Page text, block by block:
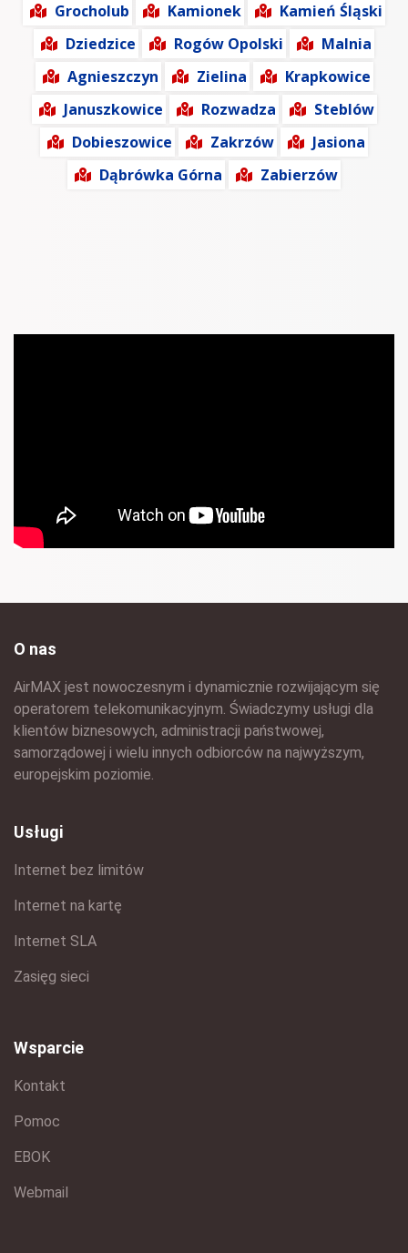
Grocholub
Kamionek
Kamień Śląski
Dziedzice
Rogów Opolski
Malnia
Agnieszczyn
Zielina
Krapkowice
Januszkowice
Rozwadza
Steblów
Dobieszowice
Zakrzów
Jasiona
Dąbrówka Górna
Zabierzów
O nas
AirMAX jest nowoczesnym i dynamicznie rozwijającym się
operatorem telekomunikacyjnym. Świadczymy usługi dla
klientów biznesowych, administracji państwowej,
samorządowej i wielu innych odbiorców na najwyższym,
europejskim poziomie.
Usługi
Internet bez limitów
Internet na kartę
Internet SLA
Zasięg sieci
Wsparcie
Kontakt
Pomoc
EBOK
Webmail